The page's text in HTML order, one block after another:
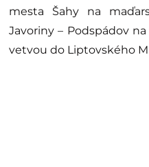
mesta Šahy na
Javoriny – Podspádov
vetvou do Liptovského